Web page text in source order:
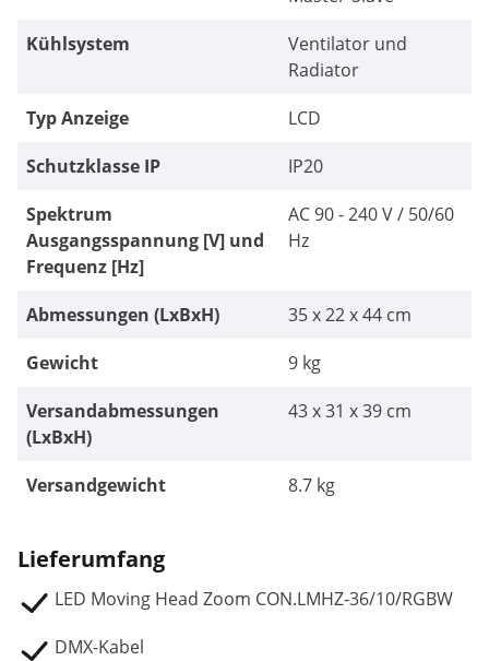
Kühlsystem
Ventilator und
Radiator
Typ Anzeige
LCD
Schutzklasse IP
IP20
Spektrum
Ausgangsspannung [V] und
Frequenz [Hz]
AC 90 - 240 V / 50/60
Hz
Abmessungen (LxBxH)
35 x 22 x 44 cm
Gewicht
9 kg
Versandabmessungen
(LxBxH)
43 x 31 x 39 cm
Versandgewicht 8.7 kg
Lieferumfang
LED Moving Head Zoom CON.LMHZ-36/10/RGBW
DMX-Kabel